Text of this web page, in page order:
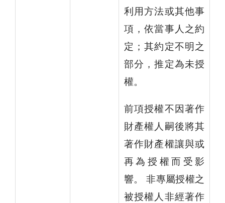
利用方法或其他事
項，依當事人之約
定；其約定不明之
部分，推定為未授
權。
前項授權不因著作
財產權人嗣後將其
著作財產權讓與或
再為授權而受影
響。 非專屬授權之
被授權人非經著作